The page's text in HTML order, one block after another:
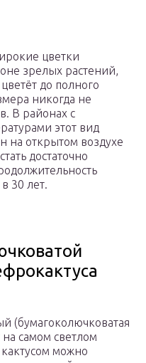
цветки
зрелых растений,
до полного
никогда не
В районах с
этот вид
на открытом воздухе
достаточно
30 лет.
(бумагоколючковатая
самом светлом
можно